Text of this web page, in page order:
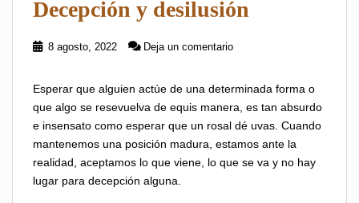
Decepción y desilusión
8 agosto, 2022 Deja un comentario
Esperar que alguien actúe de una determinada forma o
que algo se resevuelva de equis manera, es tan absurdo
e insensato como esperar que un rosal dé uvas. Cuando
mantenemos una posición madura, estamos ante la
realidad, aceptamos lo que viene, lo que se va y no hay
lugar para decepción alguna.